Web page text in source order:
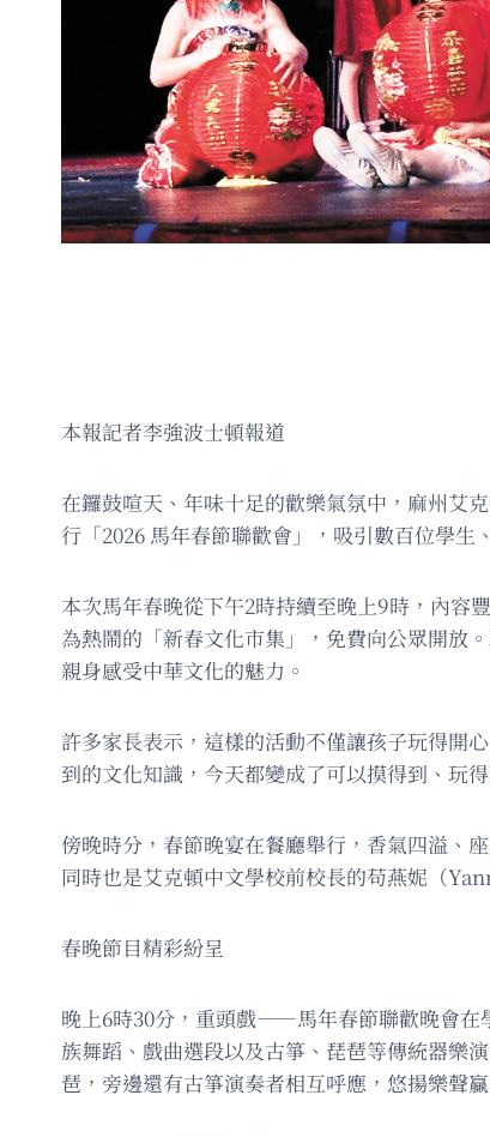
本報記者李強波士頓報道
在鑼鼓喧天、年味十足的歡樂氣氛中，麻州
行「2026 馬年春節聯歡會」，吸引數百位學
本次馬年春晚從下午2時持續至晚上9時，內容
為熱鬧的「新春文化市集」，免費向公眾開放
親身感受中華文化的魅力。
許多家長表示，這樣的活動不僅讓孩子玩得開
到的文化知識，今天都變成了可以摸得到、玩
傍晚時分，春節晚宴在餐廳舉行，香氣四溢、
同時也是艾克頓中文學校前校長的苟燕妮（
春晚節目精彩紛呈
晚上6時30分，重頭戲——馬年春節聯歡晚會在
族舞蹈、戲曲選段以及古箏、琵琶等傳統器樂
琶，旁邊還有古箏演奏者相互呼應，悠揚樂聲